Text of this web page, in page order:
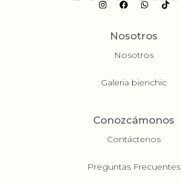
Nosotros
Nosotros
Galeria bienchic
Conozcámonos
Contáctenos
Preguntas Frecuentes